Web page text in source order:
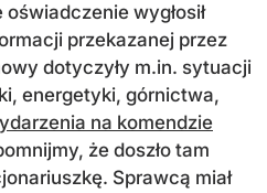
wygłosił
przekazanej przez
dotyczyły m.in. sytuacji
energetyki, górnictwa,
na komendzie
że doszło tam
Sprawcą miał